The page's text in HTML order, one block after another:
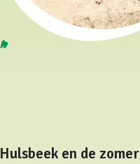
en de zomer